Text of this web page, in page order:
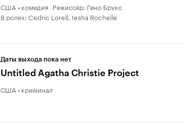
США • комедия Режиссёр: Гено Брукс
В ролях: Cedric Lorell, Iesha Rochelle
Даты выхода пока нет
Untitled Agatha Christie Project
США • криминал